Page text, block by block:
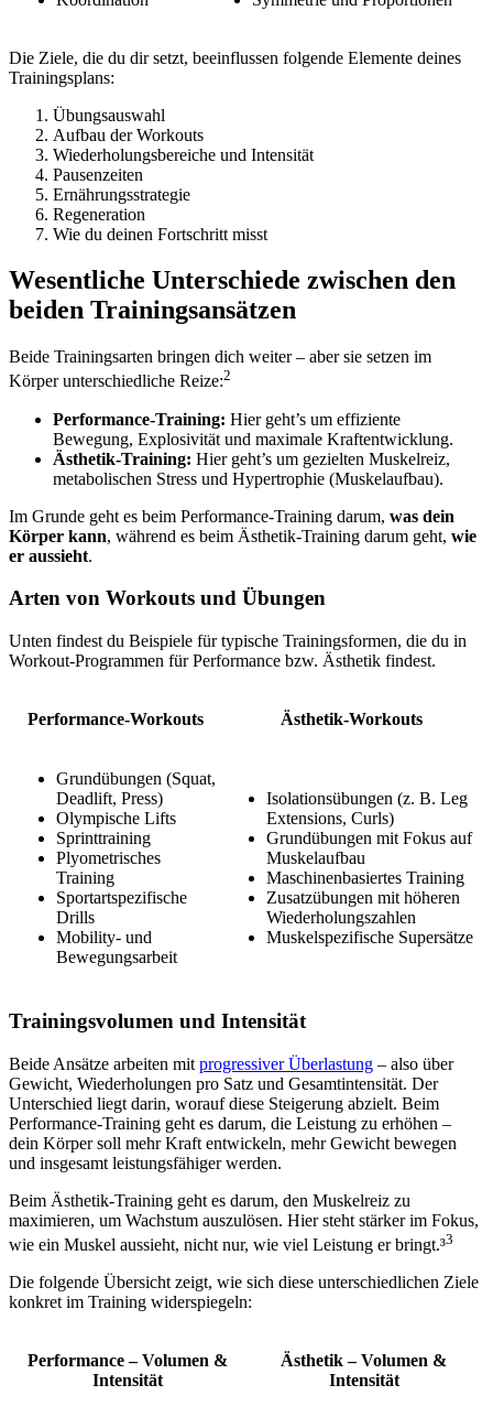
Die Ziele, die du dir setzt, beeinflussen folgende Elemente deines
Trainingsplans:
Übungsauswahl
Aufbau der Workouts
Wiederholungsbereiche und Intensität
Pausenzeiten
Ernährungsstrategie
Regeneration
Wie du deinen Fortschritt misst
Wesentliche Unterschiede zwischen den
beiden Trainingsansätzen
Beide Trainingsarten bringen dich weiter – aber sie setzen im
Körper unterschiedliche Reize:2
Performance-Training: Hier geht’s um effiziente
Bewegung, Explosivität und maximale Kraftentwicklung.
Ästhetik-Training: Hier geht’s um gezielten Muskelreiz,
metabolischen Stress und Hypertrophie (Muskelaufbau).
Im Grunde geht es beim Performance-Training darum, was dein
Körper kann, während es beim Ästhetik-Training darum geht, wie
er aussieht.
Arten von Workouts und Übungen
Unten findest du Beispiele für typische Trainingsformen, die du in
Workout-Programmen für Performance bzw. Ästhetik findest.
Performance-Workouts Ästhetik-Workouts
Grundübungen (Squat,
Deadlift, Press)
Olympische Lifts
Sprinttraining
Plyometrisches
Training
Sportartspezifische
Drills
Mobility- und
Bewegungsarbeit
Isolationsübungen (z. B. Leg
Extensions, Curls)
Grundübungen mit Fokus auf
Muskelaufbau
Maschinenbasiertes Training
Zusatzübungen mit höheren
Wiederholungszahlen
Muskelspezifische Supersätze
Trainingsvolumen und Intensität
Beide Ansätze arbeiten mit progressiver Überlastung – also über
Gewicht, Wiederholungen pro Satz und Gesamtintensität. Der
Unterschied liegt darin, worauf diese Steigerung abzielt. Beim
Performance-Training geht es darum, die Leistung zu erhöhen –
dein Körper soll mehr Kraft entwickeln, mehr Gewicht bewegen
und insgesamt leistungsfähiger werden.
Beim Ästhetik-Training geht es darum, den Muskelreiz zu
maximieren, um Wachstum auszulösen. Hier steht stärker im Fokus,
wie ein Muskel aussieht, nicht nur, wie viel Leistung er bringt.³3
Die folgende Übersicht zeigt, wie sich diese unterschiedlichen Ziele
konkret im Training widerspiegeln:
Performance – Volumen &
Intensität
Ästhetik – Volumen &
Intensität